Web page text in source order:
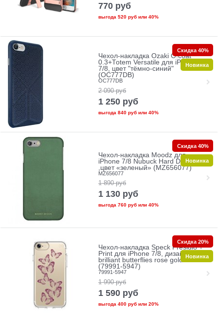
770 руб
выгода 520 рубили 40%
Чехол-накладка Ozaki O!coat
0.3+Totem Versatile для iPhone
7/8, цвет "тёмно-синий"
(OC777DB)
OC777DB
2 090 руб
1 250 руб
выгода 840 рубили 40%
Скидка 40%
Новинка
Чехол-накладка Moodz для
iPhone 7/8 Nubuck Hard Dublin
,цвет «зеленый» (MZ656077)
MZ656077
1 890 руб
1 130 руб
выгода 760 рубили 40%
Скидка 40%
Новинка
Чехол-накладка Speck Presidio +
Print для iPhone 7/8, дизайн
brilliant butterflies rose gold/clear"
(79991-5947)
79991-5947
1 990 руб
1 590 руб
выгода 400 рубили 20%
Скидка 20%
Новинка